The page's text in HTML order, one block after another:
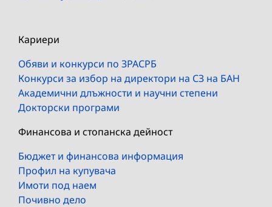
Кариери
Обяви и конкурси по ЗРАСРБ
Конкурси за избор на директори на СЗ на БАН
Академични длъжности и научни степени
Докторски програми
Финансова и стопанска дейност
Бюджет и финансова информация
Профил на купувача
Имоти под наем
Почивно дело